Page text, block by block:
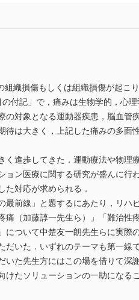
織損傷もしくは組織損傷が起こ
付記」で，痛みは生物学的，心
対象となる運動器疾患，脳血管
は大きく，上記した痛みの多面
進歩してきた．運動療法や物理
ン医療に関する研究が盛んに行
た対応が求められる．
前線」と題するにあたり，リハ
痛（加藤諄一先生ら）」「難治
ついて中楚友一朗先生らに実
いた．いずれのテーマも第一線
た先生方にはこの場を借りて深
たソリューションの一助になる